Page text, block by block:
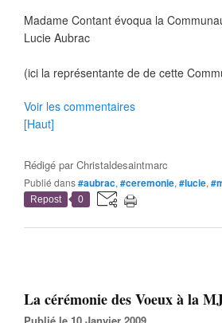
Madame Contant évoqua la
Lucie Aubrac
(ici la représentante de de cette
Voir les commentaires
[Haut]
Rédigé parChristaldesaintmarc
Publié dans#aubrac, #ceremonie, #lucie,
Repost 0
La cérémonie des Voeux à la